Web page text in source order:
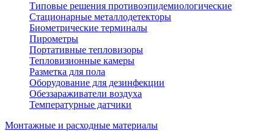
Типовые решения противоэпидемиологические
Стационарные металлодетекторы
Биометрические терминалы
Пирометры
Портативные тепловизоры
Тепловизионные камеры
Разметка для пола
Оборудование для дезинфекции
Обеззараживатели воздуха
Температурные датчики
Монтажные и расходные материалы